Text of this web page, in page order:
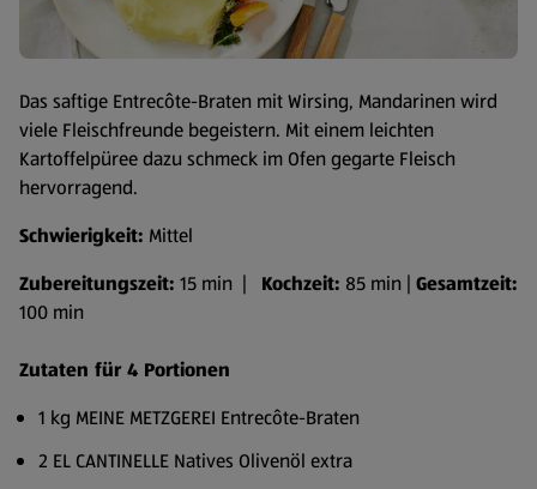
Das saftige Entrecôte-Braten mit Wirsing, Mandarinen wird
viele Fleischfreunde begeistern. Mit einem leichten
Kartoffelpüree dazu schmeck im Ofen gegarte Fleisch
hervorragend.
Schwierigkeit: Mittel
Zubereitungszeit: 15 min | Kochzeit: 85 min | Gesamtzeit:
100 min
Zutaten für 4 Portionen
1 kg MEINE METZGEREI Entrecôte-Braten
2 EL CANTINELLE Natives Olivenöl extra